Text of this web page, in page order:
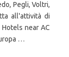
Pegli, Voltri,
all'attività di
near AC
…